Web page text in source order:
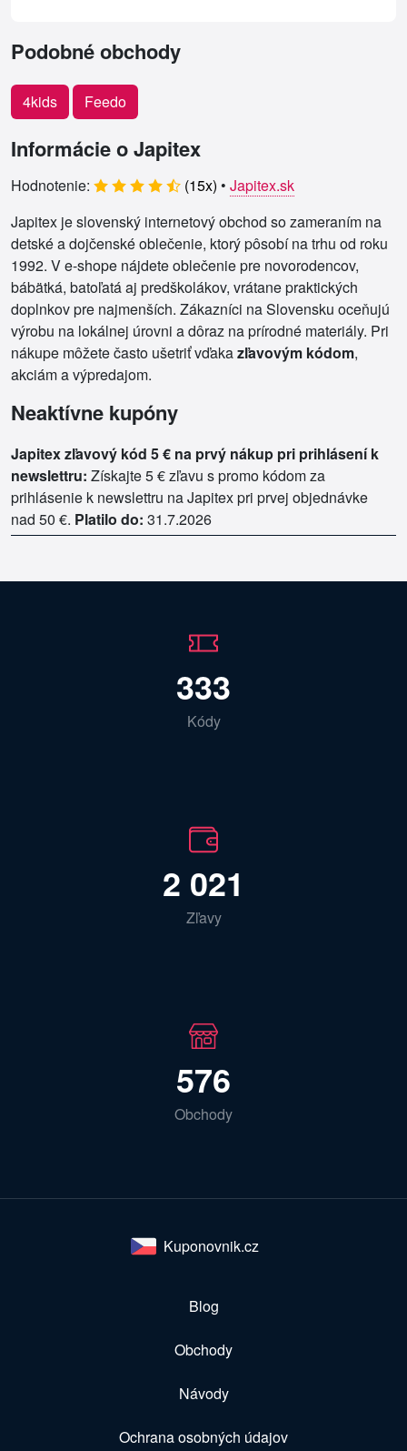
Podobné obchody
4kids Feedo
Informácie o Japitex
Hodnotenie: (15x) • Japitex.sk
Japitex je slovenský internetový obchod so zameraním na
detské a dojčenské oblečenie, ktorý pôsobí na trhu od roku
1992. V e-shope nájdete oblečenie pre novorodencov,
bábätká, batoľatá aj predškolákov, vrátane praktických
doplnkov pre najmenších. Zákazníci na Slovensku oceňujú
výrobu na lokálnej úrovni a dôraz na prírodné materiály. Pri
nákupe môžete často ušetriť vďakazľavovým kódom,
akciám a výpredajom.
Neaktívne kupóny
Japitex zľavový kód 5 € na prvý nákup pri prihlásení k
newslettru: Získajte 5 € zľavu s promo kódom za
prihlásenie k newslettru na Japitex pri prvej objednávke
nad 50 €. Platilo do: 31.7.2026
333
Kódy
2 021
Zľavy
576
Obchody
Kuponovnik.cz
Blog
Obchody
Návody
Ochrana osobných údajov